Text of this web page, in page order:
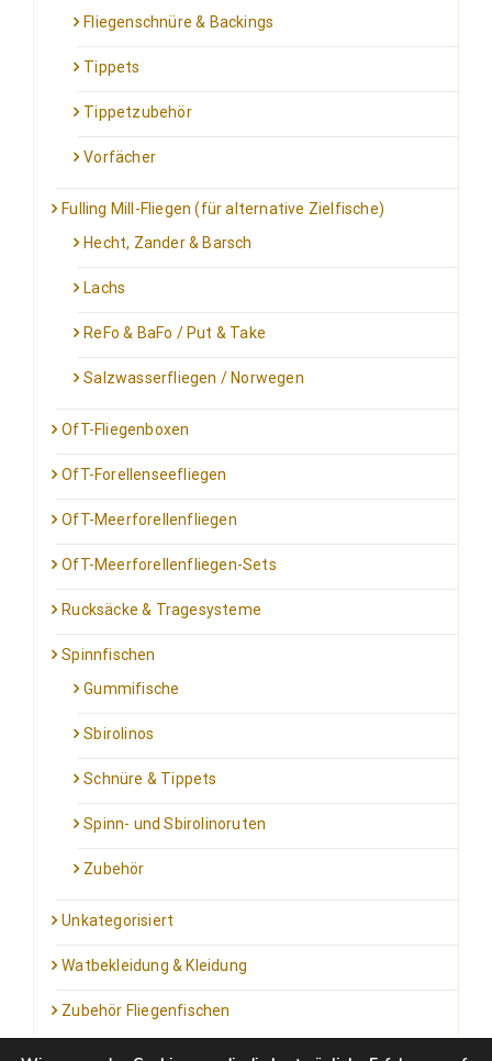
Fliegenschnüre & Backings
Tippets
Tippetzubehör
Vorfächer
Fulling Mill-Fliegen (für alternative Zielfische)
Hecht, Zander & Barsch
Lachs
ReFo & BaFo / Put & Take
Salzwasserfliegen / Norwegen
OfT-Fliegenboxen
OfT-Forellenseefliegen
OfT-Meerforellenfliegen
OfT-Meerforellenfliegen-Sets
Rucksäcke & Tragesysteme
Spinnfischen
Gummifische
Sbirolinos
Schnüre & Tippets
Spinn- und Sbirolinoruten
Zubehör
Unkategorisiert
Watbekleidung & Kleidung
Zubehör Fliegenfischen